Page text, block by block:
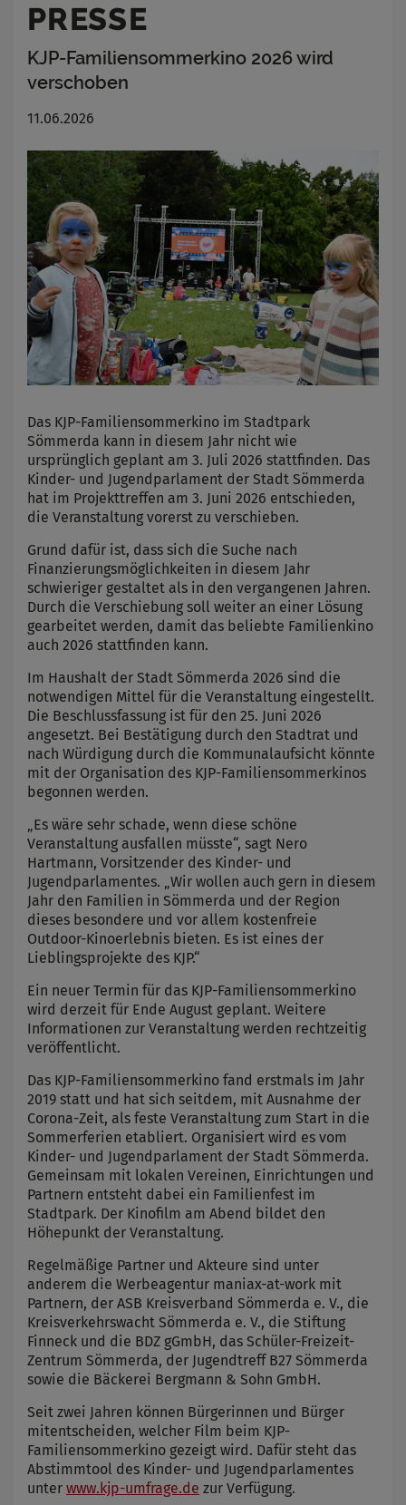
PRESSE
KJP-Familiensommerkino 2026 wird
verschoben
11.06.2026
Das KJP-Familiensommerkino im Stadtpark
Sömmerda kann in diesem Jahr nicht wie
ursprünglich geplant am 3. Juli 2026 stattfinden. Das
Kinder- und Jugendparlament der Stadt Sömmerda
hat im Projekttreffen am 3. Juni 2026 entschieden,
die Veranstaltung vorerst zu verschieben.
Grund dafür ist, dass sich die Suche nach
Finanzierungsmöglichkeiten in diesem Jahr
schwieriger gestaltet als in den vergangenen Jahren.
Durch die Verschiebung soll weiter an einer Lösung
gearbeitet werden, damit das beliebte Familienkino
auch 2026 stattfinden kann.
Im Haushalt der Stadt Sömmerda 2026 sind die
notwendigen Mittel für die Veranstaltung eingestellt.
Die Beschlussfassung ist für den 25. Juni 2026
angesetzt. Bei Bestätigung durch den Stadtrat und
nach Würdigung durch die Kommunalaufsicht könnte
mit der Organisation des KJP-Familiensommerkinos
begonnen werden.
„Es wäre sehr schade, wenn diese schöne
Veranstaltung ausfallen müsste“, sagt Nero
Hartmann, Vorsitzender des Kinder- und
Jugendparlamentes. „Wir wollen auch gern in diesem
Jahr den Familien in Sömmerda und der Region
dieses besondere und vor allem kostenfreie
Outdoor-Kinoerlebnis bieten. Es ist eines der
Lieblingsprojekte des KJP.“
Ein neuer Termin für das KJP-Familiensommerkino
wird derzeit für Ende August geplant. Weitere
Informationen zur Veranstaltung werden rechtzeitig
veröffentlicht.
Das KJP-Familiensommerkino fand erstmals im Jahr
2019 statt und hat sich seitdem, mit Ausnahme der
Corona-Zeit, als feste Veranstaltung zum Start in die
Sommerferien etabliert. Organisiert wird es vom
Kinder- und Jugendparlament der Stadt Sömmerda.
Gemeinsam mit lokalen Vereinen, Einrichtungen und
Partnern entsteht dabei ein Familienfest im
Stadtpark. Der Kinofilm am Abend bildet den
Höhepunkt der Veranstaltung.
Regelmäßige Partner und Akteure sind unter
anderem die Werbeagentur maniax-at-work mit
Partnern, der ASB Kreisverband Sömmerda e. V., die
Kreisverkehrswacht Sömmerda e. V., die Stiftung
Finneck und die BDZ gGmbH, das Schüler-Freizeit-
Zentrum Sömmerda, der Jugendtreff B27 Sömmerda
sowie die Bäckerei Bergmann & Sohn GmbH.
Seit zwei Jahren können Bürgerinnen und Bürger
mitentscheiden, welcher Film beim KJP-
Familiensommerkino gezeigt wird. Dafür steht das
Abstimmtool des Kinder- und Jugendparlamentes
unter www.kjp-umfrage.de zur Verfügung.